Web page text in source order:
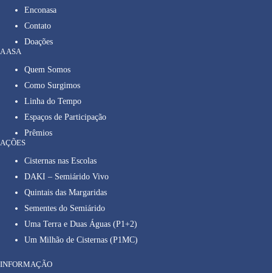
Enconasa
Contato
Doações
A ASA
Quem Somos
Como Surgimos
Linha do Tempo
Espaços de Participação
Prêmios
AÇÕES
Cisternas nas Escolas
DAKI – Semiárido Vivo
Quintais das Margaridas
Sementes do Semiárido
Uma Terra e Duas Águas (P1+2)
Um Milhão de Cisternas (P1MC)
INFORMAÇÃO